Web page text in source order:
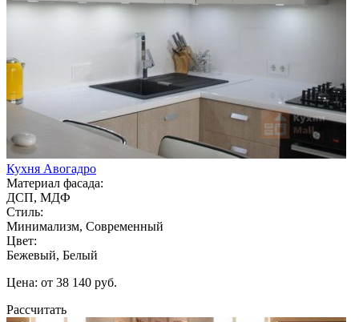
Кухня Авогадро
Материал фасада:
ДСП, МДФ
Стиль:
Минимализм, Современный
Цвет:
Бежевый, Белый
Цена: от 38 140 руб.
Рассчитать